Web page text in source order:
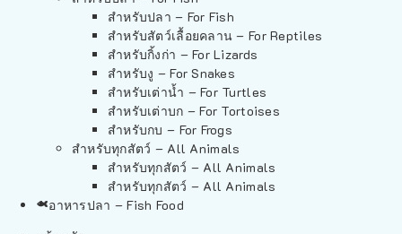
สำหรับปลา – For Fish
สำหรับสัตว์เลื้อยคลาน – For Reptiles
สำหรับกิ้งก่า – For Lizards
สำหรับงู – For Snakes
สำหรับเต่าน้ำ – For Turtles
สำหรับเต่าบก – For Tortoises
สำหรับกบ – For Frogs
สำหรับทุกสัตว์ – All Animals
สำหรับทุกสัตว์ – All Animals
สำหรับทุกสัตว์ – All Animals
อาหารปลา – Fish Food